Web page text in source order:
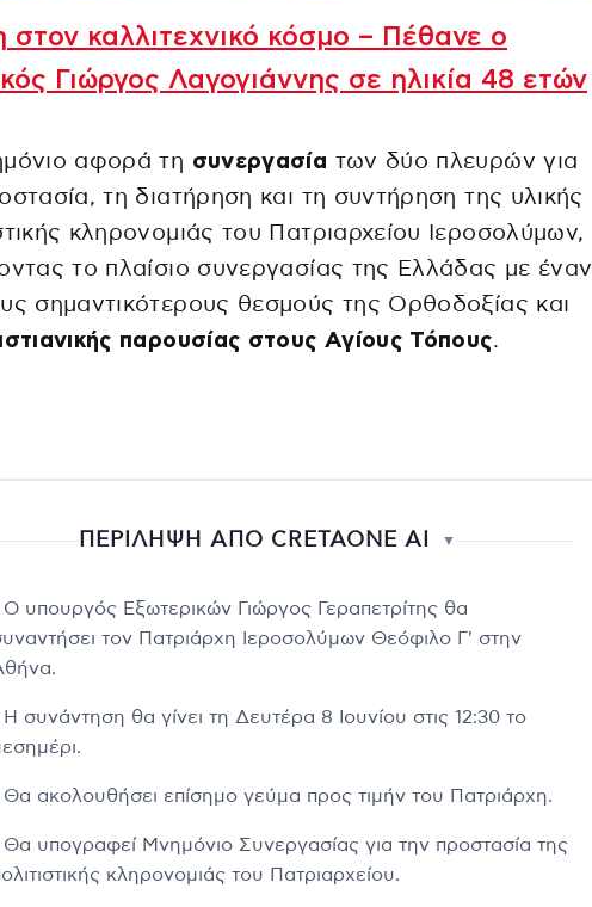
στον καλλιτεχνικό κόσμο – Πέθανε ο
Γιώργος Λαγογιάννης σε ηλικία 48 ετών
αφορά τη συνεργασία των δύο πλευρών για
τη διατήρηση και τη συντήρηση της υλικής
κληρονομιάς του Πατριαρχείου Ιεροσολύμων,
το πλαίσιο συνεργασίας της Ελλάδας με έναν
σημαντικότερους θεσμούς της Ορθοδοξίας και
παρουσίας στους Αγίους Τόπους.
ΠΕΡΙΛΗΨΗ ΑΠΟ CRETAONE AI ▼
υπουργός Εξωτερικών Γιώργος Γεραπετρίτης θα
τον Πατριάρχη Ιεροσολύμων Θεόφιλο Γ' στην
συνάντηση θα γίνει τη Δευτέρα 8 Ιουνίου στις 12:30 το
ακολουθήσει επίσημο γεύμα προς τιμήν του Πατριάρχη.
υπογραφεί Μνημόνιο Συνεργασίας για την προστασία της
κληρονομιάς του Πατριαρχείου.